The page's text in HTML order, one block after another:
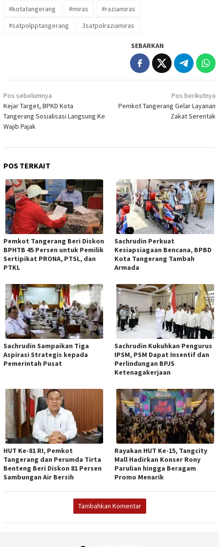
#kotatangerang #miras
#raziamiras
#satpolpptangerang
3satpolraziamiras
SEBARKAN
Navigasi
pos
Pos sebelumnya
Kejar Target, BPKD Kota
Tangerang Sosialisasi Langsung Ke
Wajib Pajak
Pos berikutnya
Pemkot Tangerang Gelar Layanan
Zakat Serentak
POS TERKAIT
Pemkot Tangerang Beri Diskon
BPHTB 45 Persen untuk Pemilik
Sertipikat PRONA, PTSL, dan
PTKL
Sachrudin Perkuat
Kesiapsiagaan Bencana, BPBD
Kota Tangerang Tambah
Armada
Sachrudin Sampaikan Tiga
Aspirasi Strategis kepada
Pemerintah Pusat
Sachrudin Kukuhkan Pengurus
IPSM, PSM Dapat Insentif dan
Perlindungan BPJS
Ketenagakerjaan
HUT Ke-81 RI, Pemkot
Tangerang dan Perumda Tirta
Benteng Beri Diskon 81 Persen
Sambungan Air Bersih
Rayakan HUT Ke-15, Tangcity
Mall Hadirkan Konser Rony
Parulian hingga Beragam
Promo Menarik
Tambahkan Komentar